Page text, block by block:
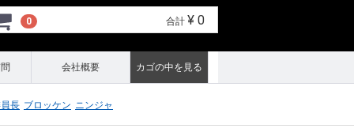
0 合計 ¥ 0
会社概要 カゴの中を見る
長 ブロッケン ニンジャ